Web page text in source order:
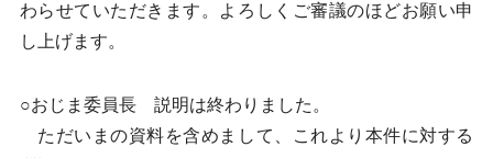
わらせていただきます。よろしくご審議のほどお願い申
し上げます。
○おじま委員長 説明は終わりました。
ただいまの資料を含めまして、これより本件に対する